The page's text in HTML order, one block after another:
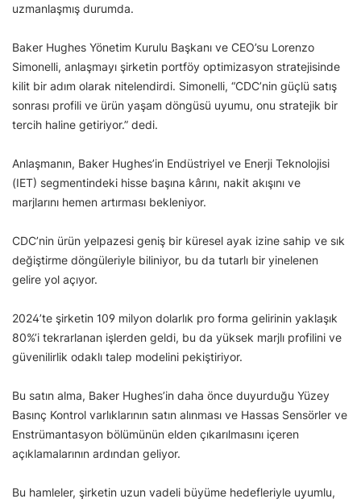
uzmanlaşmış durumda.
Baker Hughes Yönetim Kurulu Başkanı ve CEO’su Lorenzo
Simonelli, anlaşmayı şirketin portföy optimizasyon stratejisinde
kilit bir adım olarak nitelendirdi. Simonelli, “CDC’nin güçlü satış
sonrası profili ve ürün yaşam döngüsü uyumu, onu stratejik bir
tercih haline getiriyor.” dedi.
Anlaşmanın, Baker Hughes’in Endüstriyel ve Enerji Teknolojisi
(IET) segmentindeki hisse başına kârını, nakit akışını ve
marjlarını hemen artırması bekleniyor.
CDC’nin ürün yelpazesi geniş bir küresel ayak izine sahip ve sık
değiştirme döngüleriyle biliniyor, bu da tutarlı bir yinelenen
gelire yol açıyor.
2024’te şirketin 109 milyon dolarlık pro forma gelirinin yaklaşık
80%’i tekrarlanan işlerden geldi, bu da yüksek marjlı profilini ve
güvenilirlik odaklı talep modelini pekiştiriyor.
Bu satın alma, Baker Hughes’in daha önce duyurduğu Yüzey
Basınç Kontrol varlıklarının satın alınması ve Hassas Sensörler ve
Enstrümantasyon bölümünün elden çıkarılmasını içeren
açıklamalarının ardından geliyor.
Bu hamleler, şirketin uzun vadeli büyüme hedefleriyle uyumlu,